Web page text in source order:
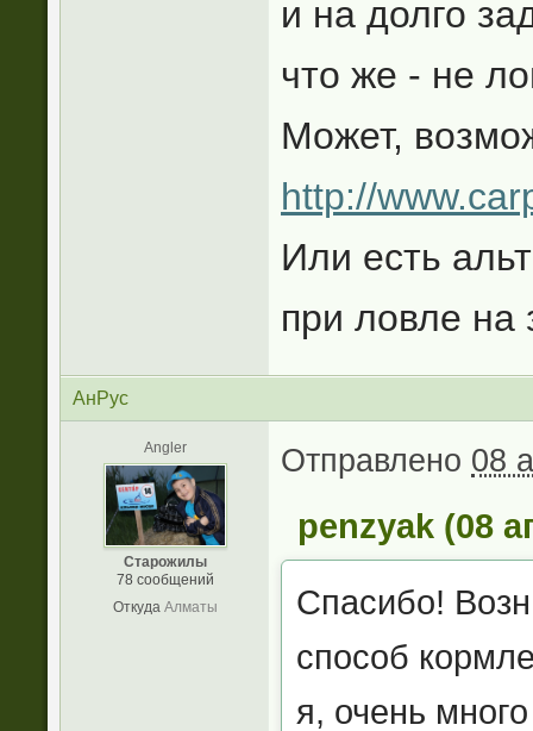
и на долго
что же - не
Может,
http://
Или есть
при ловле на
АнРус
Angler
Старожилы
78 сообщений
Откуда Алматы
Отправлено 08
penzyak (08
Спасибо!
способ
я, очень